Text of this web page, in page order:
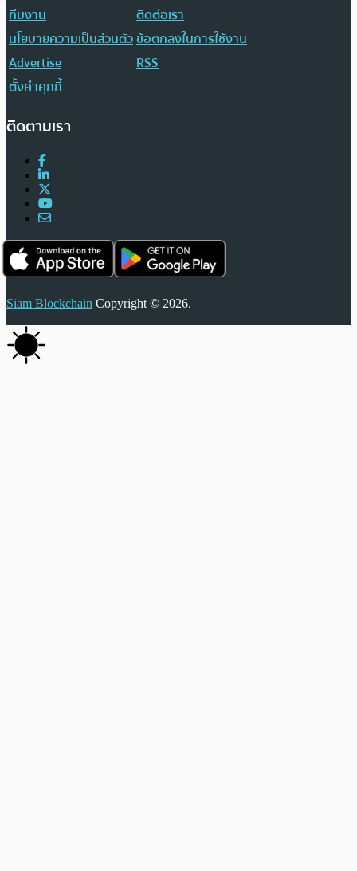
ทีมงาน
ติดต่อเรา
นโยบายความเป็นส่วนตัวข้อตกลงในการใช้งาน
Advertise
RSS
ตั้งค่าคุกกี้
ติดตามเรา
Siam Blockchain Copyright © 2026.